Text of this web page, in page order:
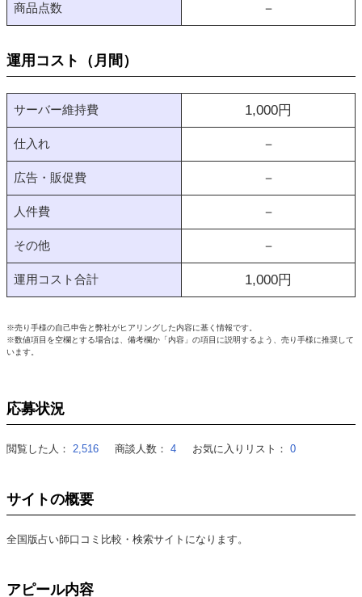
商品点数 －
運用コスト（月間）
サーバー維持費 1,000円
仕入れ －
広告・販促費 －
人件費 －
その他 －
運用コスト合計 1,000円
※売り手様の自己申告と弊社がヒアリングした内容に基く情報です。
※数値項目を空欄とする場合は、備考欄か「内容」の項目に説明するよう、売り手様に推奨して
います。
応募状況
閲覧した人： 2,516 商談人数： 4 お気に入りリスト： 0
サイトの概要
全国版占い師口コミ比較・検索サイトになります。
アピール内容